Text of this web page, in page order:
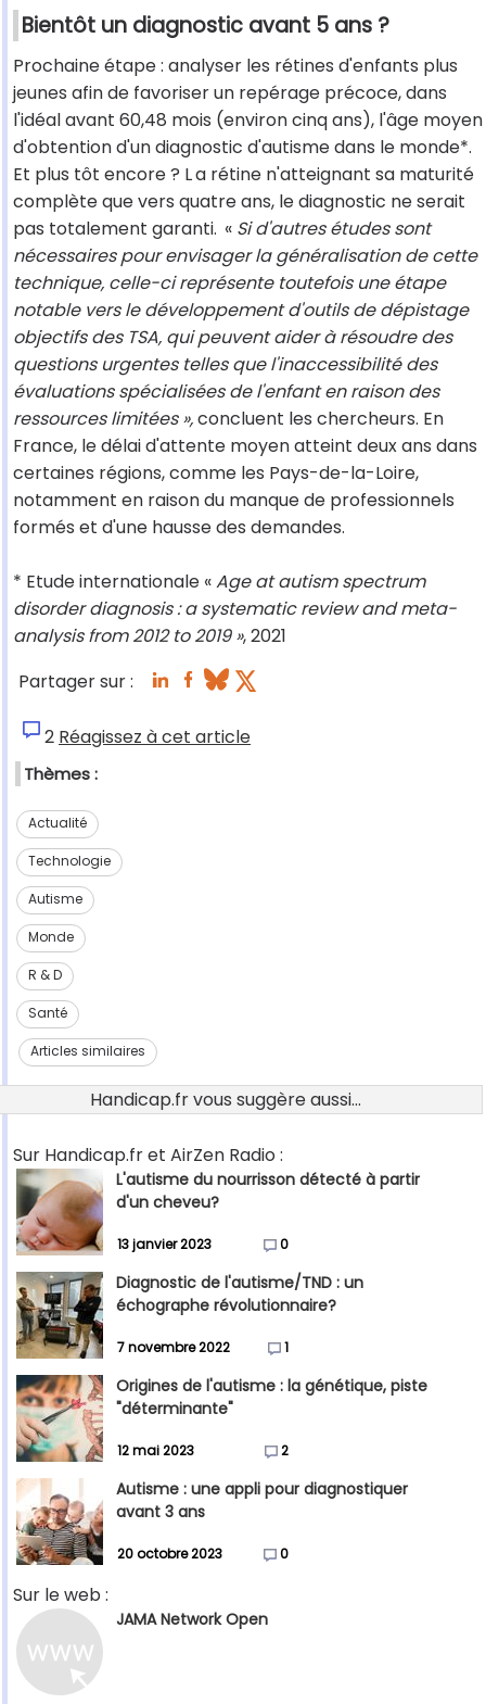
Bientôt un diagnostic avant 5 ans ?
Prochaine étape : analyser les rétines d'enfants plus
jeunes afin de favoriser un repérage précoce, dans
l'idéal avant 60,48 mois (environ cinq ans), l'âge moyen
d'obtention d'un diagnostic d'autisme dans le monde*.
Et plus tôt encore ? La rétine n'atteignant sa maturité
complète que vers quatre ans, le diagnostic ne serait
pas totalement garanti. «Si d'autres études sont
nécessaires pour envisager la généralisation de cette
technique, celle-ci représente toutefois une étape
notable vers le développement d'outils de dépistage
objectifs des TSA, qui peuvent aider à résoudre des
questions urgentes telles que l'inaccessibilité des
évaluations spécialisées de l'enfant en raison des
ressources limitées »,concluent les chercheurs. En
France, le délai d'attente moyen atteint deux ans dans
certaines régions, comme les Pays-de-la-Loire,
notamment en raison du manque de professionnels
formés et d'une hausse des demandes.
* Etude internationale «Age at autism spectrum
disorder diagnosis : a systematic review and meta-
analysis from 2012 to 2019 », 2021
Partager sur :
2 Réagissez à cet article
Thèmes :
Actualité
Technologie
Autisme
Monde
R & D
Santé
Articles similaires
Handicap.fr vous suggère aussi...
Sur Handicap.fr et AirZen Radio :
L'autisme du nourrisson détecté à partir
d'un cheveu?
13 janvier 2023 0
Diagnostic de l'autisme/TND : un
échographe révolutionnaire?
7 novembre 2022 1
Origines de l'autisme : la génétique, piste
"déterminante"
12 mai 2023 2
Autisme : une appli pour diagnostiquer
avant 3 ans
20 octobre 2023 0
Sur le web :
JAMA Network Open